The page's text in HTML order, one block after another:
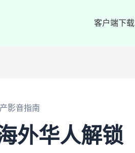
客户端下载
影音指南
外华人解锁